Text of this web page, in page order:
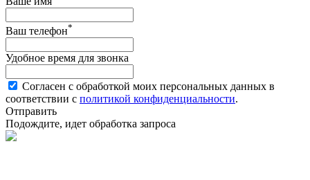
Ваш телефон*
Удобное время для звонка
Согласен с обработкой моих персональных данных в
соответствии с политикой конфиденциальности.
Отправить
Подождите, идет обработка запроса